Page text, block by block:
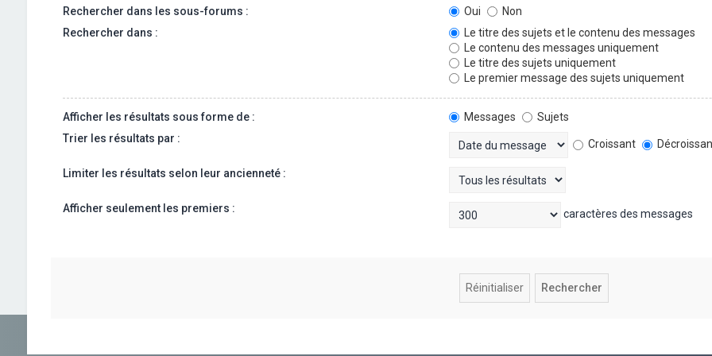
Rechercher dans les sous-forums : Oui
Non
Rechercher dans :
Le titre des sujets et le contenu des messages
Le contenu des messages uniquement
Le titre des sujets uniquement
Le premier message des sujets uniquement
Afficher les résultats sous forme de : Messages
Sujets
Trier les résultats par :
Croissant
Limiter les résultats selon leur ancienneté :
Afficher seulement les premiers : caractères des messages